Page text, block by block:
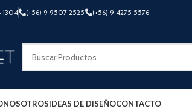
1304 (+56) 9 9507 2525 (+56) 9 4275 5576
NOSOTROSIDEAS DE DISEÑOCONTACTO